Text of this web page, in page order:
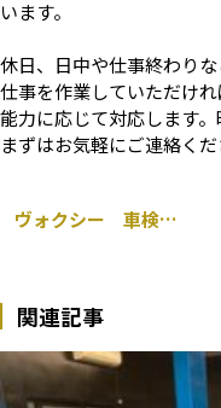
います。
休日、日中や仕事終わり
仕事を作業していただけれ
能力に応じて対応します。
まずはお気軽にご連絡くだ
ヴォクシー 車検整備 持ち込み ドラレコ取り付け 千葉市
関連記事